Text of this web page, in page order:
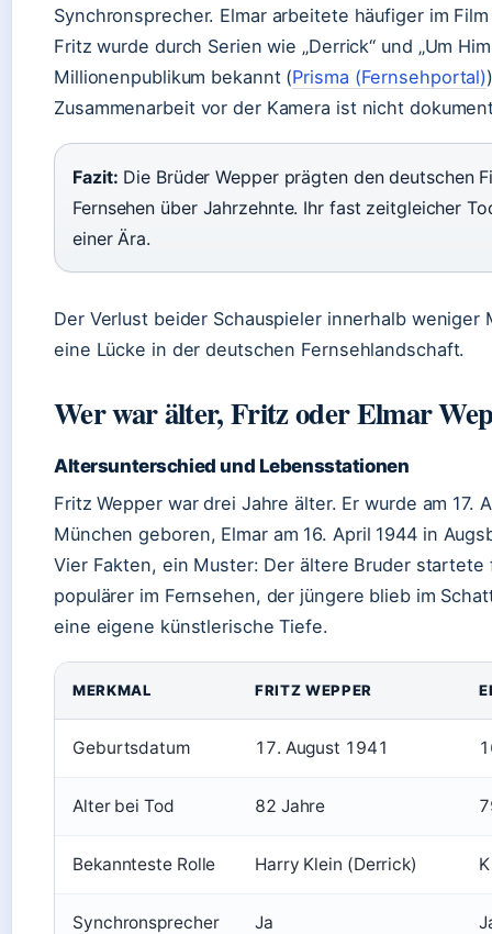
Synchronsprecher. Elmar arbeitete häufiger im
Fritz wurde durch Serien wie „Derrick“ und „Um
Millionenpublikum bekannt (Prisma (Fernsehportal)
Zusammenarbeit vor der Kamera ist nicht
Fazit: Die Brüder Wepper prägten den deutschen
Fernsehen über Jahrzehnte. Ihr fast zeitgleicher
einer Ära.
Der Verlust beider Schauspieler innerhalb weniger
eine Lücke in der deutschen Fernsehlandschaft.
Wer war älter, Fritz oder Elmar
Altersunterschied und Lebensstationen
Fritz Wepper war drei Jahre älter. Er wurde am 17.
München geboren, Elmar am 16. April 1944 in
Vier Fakten, ein Muster: Der ältere Bruder startete
populärer im Fernsehen, der jüngere blieb im
eine eigene künstlerische Tiefe.
MERKMAL FRITZ WEPPER
Geburtsdatum 17. August 1941
Alter bei Tod 82 Jahre
Bekannteste Rolle Harry Klein (Derrick)
Synchronsprecher Ja